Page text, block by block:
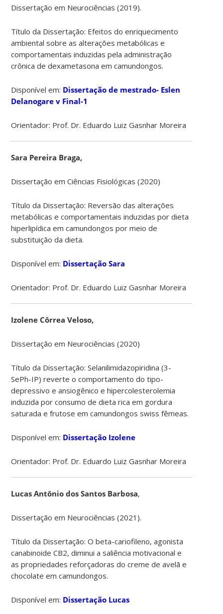
Dissertação em Neurociências (2019).
Título da Dissertação: Efeitos do enriquecimento
ambiental sobre as alterações metabólicas e
comportamentais induzidas pela administração
crônica de dexametasona em camundongos.
Disponível em: Dissertação de mestrado- Eslen
Delanogare v Final-1
Orientador: Prof. Dr. Eduardo Luiz Gasnhar Moreira
Sara Pereira Braga,
Dissertação em Ciências Fisiológicas (2020)
Título da Dissertação: Reversão das alterações
metabólicas e comportamentais induzidas por dieta
hiperlipídica em camundongos por meio de
substituição da dieta.
Disponível em: Dissertação Sara
Orientador: Prof. Dr. Eduardo Luiz Gasnhar Moreira
Izolene Côrrea Veloso,
Dissertação em Neurociências (2020)
Título da Dissertação: Selanilimidazopiridina (3-
SePh-IP) reverte o comportamento do tipo-
depressivo e ansiogênico e hipercolesterolemia
induzida por consumo de dieta rica em gordura
saturada e frutose em camundongos swiss fêmeas.
Disponível em: Dissertação Izolene
Orientador: Prof. Dr. Eduardo Luiz Gasnhar Moreira
Lucas Antônio dos Santos Barbosa,
Dissertação em Neurociências (2021).
Título da Dissertação: O beta-cariofileno, agonista
canabinoide CB2, diminui a saliência motivacional e
as propriedades reforçadoras do creme de avelã e
chocolate em camundongos.
Disponível em: Dissertação Lucas